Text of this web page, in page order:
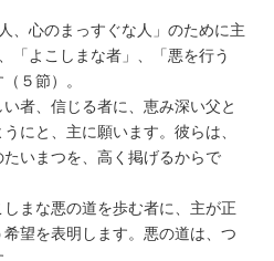
心のまっすぐな人」のために主
「よこしまな者」、「悪を行う
５節）。
者、信じる者に、恵み深い父と
にと、主に願います。彼らは、
いまつを、高く掲げるからで
まな悪の道を歩む者に、主が正
望を表明します。悪の道は、つ